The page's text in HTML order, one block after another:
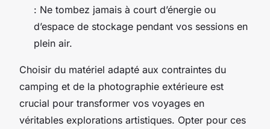
: Ne tombez jamais à court d’énergie ou
d’espace de stockage pendant vos sessions en
plein air.
Choisir du matériel adapté aux contraintes du
camping et de la photographie extérieure est
crucial pour transformer vos voyages en
véritables explorations artistiques. Opter pour ces